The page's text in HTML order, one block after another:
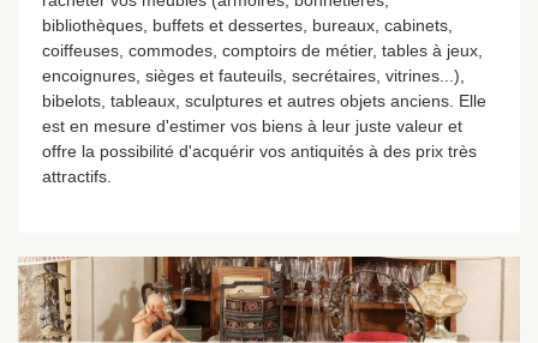
bibliothèques, buffets et dessertes, bureaux, cabinets,
coiffeuses, commodes, comptoirs de métier, tables à jeux,
encoignures, sièges et fauteuils, secrétaires, vitrines...),
bibelots, tableaux, sculptures et autres objets anciens. Elle
est en mesure d'estimer vos biens à leur juste valeur et
offre la possibilité d'acquérir vos antiquités à des prix très
attractifs.